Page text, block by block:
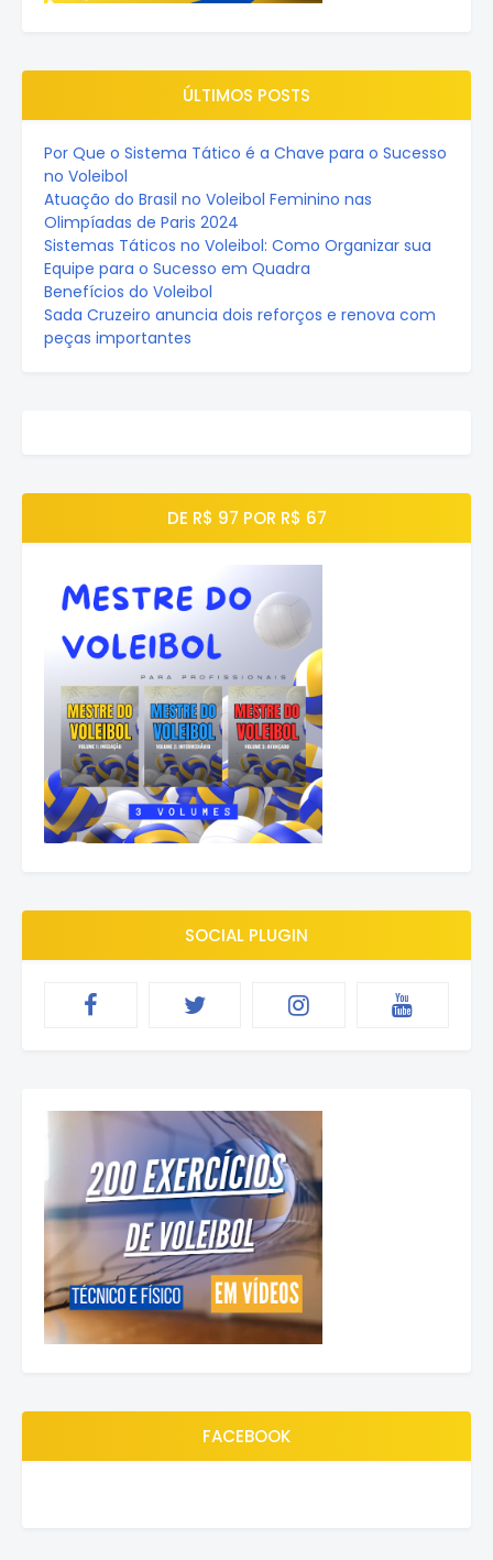
ÚLTIMOS POSTS
Por Que o Sistema Tático é a Chave para o Sucesso
no Voleibol
Atuação do Brasil no Voleibol Feminino nas
Olimpíadas de Paris 2024
Sistemas Táticos no Voleibol: Como Organizar sua
Equipe para o Sucesso em Quadra
Benefícios do Voleibol
Sada Cruzeiro anuncia dois reforços e renova com
peças importantes
DE R$ 97 POR R$ 67
SOCIAL PLUGIN
FACEBOOK